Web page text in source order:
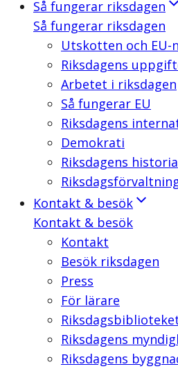
Så fungerar riksdagen
Så fungerar riksdagen
Utskotten och EU-
Riksdagens
Arbetet i riksdagen
Så fungerar EU
Riksdagens
Demokrati
Riksdagens historia
Kontakt & besök
Kontakt & besök
Kontakt
Besök riksdagen
Press
För lärare
Riksdagens
Riksdagens